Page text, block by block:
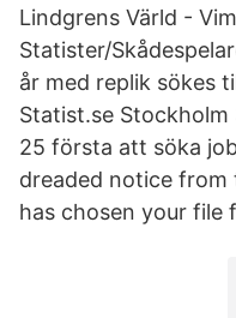
Lindgrens Värld -
Statister/
år med replik sökes
Statist.se Stockholm
25 första att söka
dreaded notice from
has chosen your file